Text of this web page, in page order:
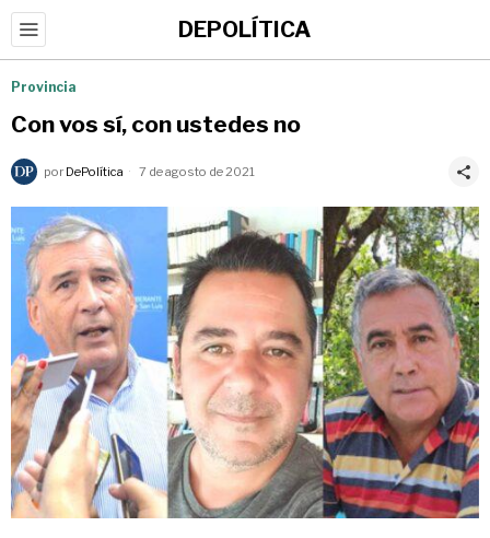
DEPOLÍTICA
Provincia
Con vos sí, con ustedes no
por DePolítica 7 de agosto de 2021